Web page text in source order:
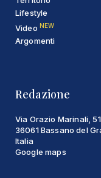
Lifestyle
Video NEW
Argomenti
Redazione
Via Orazio Marinali,
36061 Bassano del
Italia
Google maps